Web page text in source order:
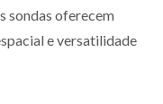
sondas oferecem
e versatilidade